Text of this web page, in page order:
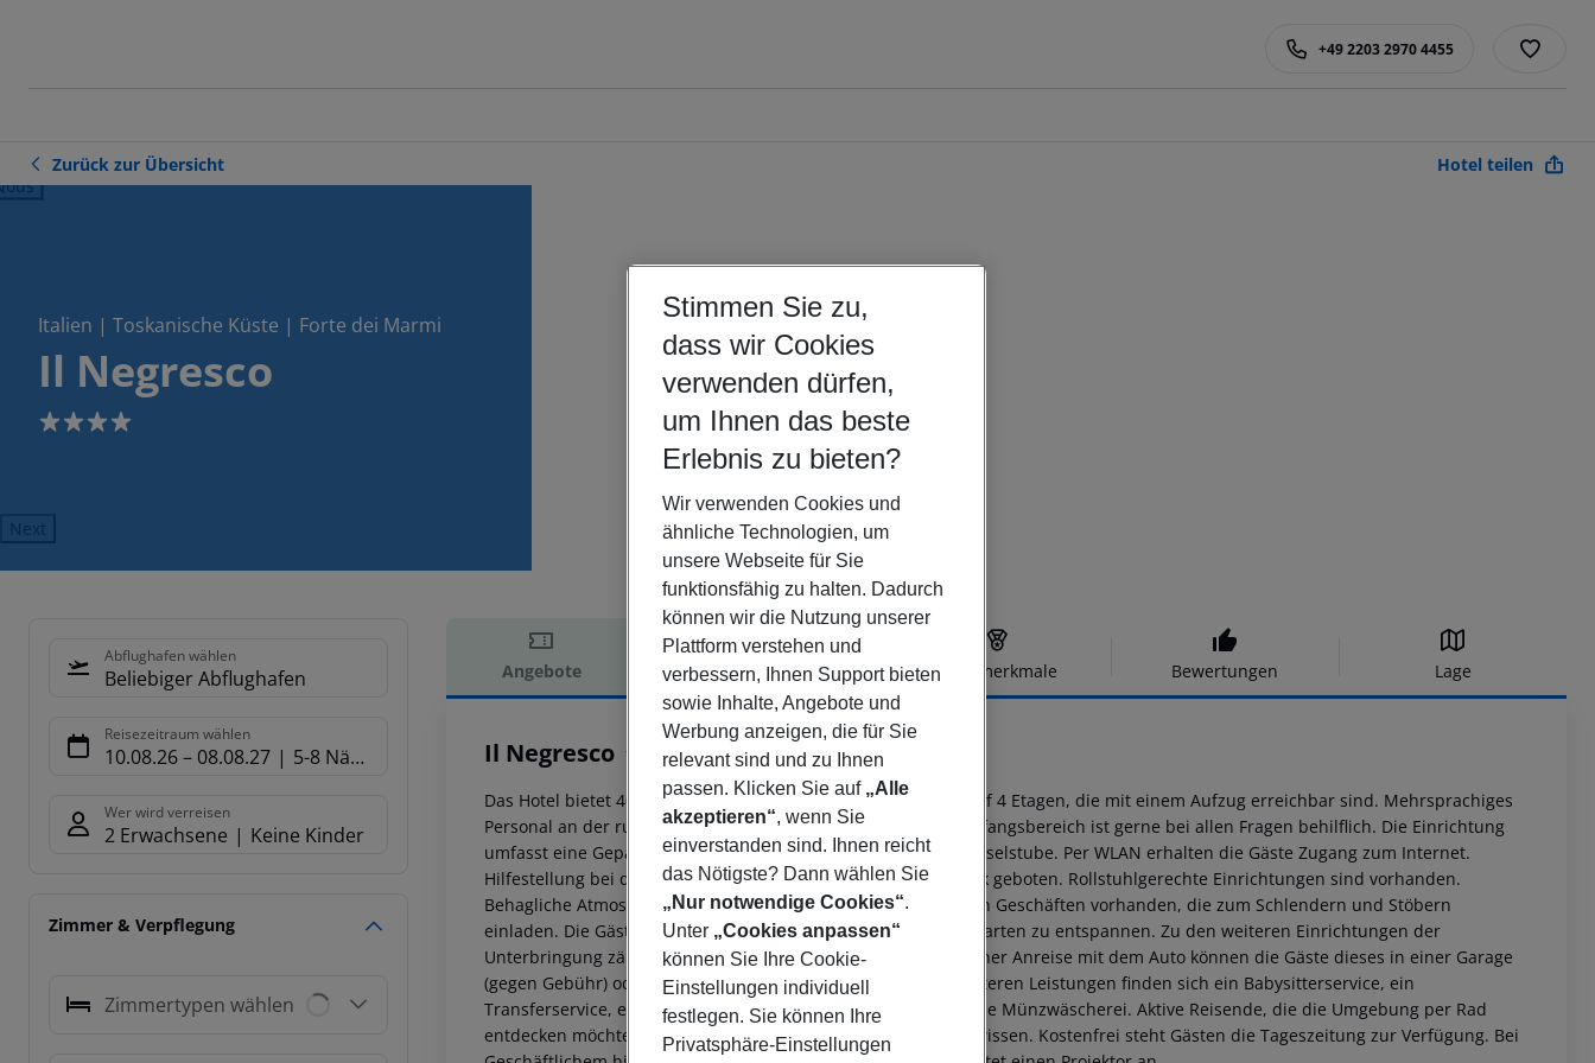
+49 2203 2970 4455
Zurück zur Übersicht Hotel teilen
Italien | Toskanische Küste | Forte dei Marmi
Il Negresco
4
Next
Abflughafen wählen
Beliebiger Abflughafen
Reisezeitraum wählen
10.08.26– 08.08.27 5-8 Nächte
Wer wird verreisen
2 Erwachsene Keine Kinder
Zimmer & Verpflegung
Zimmertypen wählen
Angebote Hotelbeschreibung Hotelmerkmale Bewertungen Lage
Hotelbeschreibung
Il Negresco
Das Hotel bietet 40 Zimmer, 3 Einzel- und 36 Doppelzimmer auf 4 Etagen, die mit einem Aufzug erreichbar sind. Mehrsprachiges
Personal an der rund um die Uhr besetzten Rezeption im Empfangsbereich ist gerne bei allen Fragen behilflich. Die Einrichtung
umfasst eine Gepäckaufbewahrung, einen Safe und eine Wechselstube. Per WLAN erhalten die Gäste Zugang zum Internet.
Hilfestellung bei der Buchung von Ausflügen wird am Tourdesk geboten. Rollstuhlgerechte Einrichtungen sind vorhanden.
Behagliche Atmosphäre schafft ein Kamin. Es ist eine Reihe von Geschäften vorhanden, die zum Schlendern und Stöbern
einladen. Die Gäste des Hauses sind herzlich eingeladen, im Garten zu entspannen. Zu den weiteren Einrichtungen der
Unterbringung zählen ein TV-Raum und eine Bibliothek. Bei einer Anreise mit dem Auto können die Gäste dieses in einer Garage
(gegen Gebühr) oder auf dem Parkplatz parken. Unter den weiteren Leistungen finden sich ein Babysitterservice, ein
Transferservice, ein Zimmerservice, ein Wäscheservice und eine Münzwäscherei. Aktive Reisende, die die Umgebung per Rad
entdecken möchten, werden den Fahrradverleih zu schätzen wissen. Kostenfrei steht Gästen die Tageszeitung zur Verfügung. Bei
Stimmen Sie zu,
dass wir Cookies
verwenden dürfen,
um Ihnen das beste
Erlebnis zu bieten?
Wir verwenden Cookies und
ähnliche Technologien, um
unsere Webseite für Sie
funktionsfähig zu halten. Dadurch
können wir die Nutzung unserer
Plattform verstehen und
verbessern, Ihnen Support bieten
sowie Inhalte, Angebote und
Werbung anzeigen, die für Sie
relevant sind und zu Ihnen
passen. Klicken Sie auf „Alle
akzeptieren“, wenn Sie
einverstanden sind. Ihnen reicht
das Nötigste? Dann wählen Sie
„Nur notwendige Cookies“.
Unter „Cookies anpassen“
können Sie Ihre Cookie-
Einstellungen individuell
festlegen. Sie können Ihre
Privatsphäre-Einstellungen